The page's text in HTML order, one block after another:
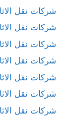
شركات نقل
شركات نقل
شركات نقل
شركات نقل
شركات نقل
شركات نقل
شركات نقل